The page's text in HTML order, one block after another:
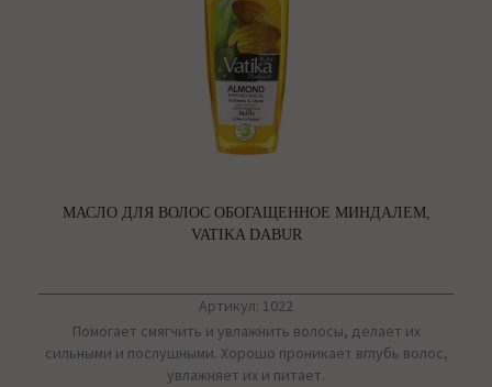
МАСЛО ДЛЯ ВОЛОС ОБОГАЩЕННОЕ МИНДАЛЕМ,
VATIKA DABUR
Артикул: 1022
Помогает смягчить и увлажнить волосы, делает их
сильными и послушными. Хорошо проникает вглубь волос,
увлажняет их и питает.